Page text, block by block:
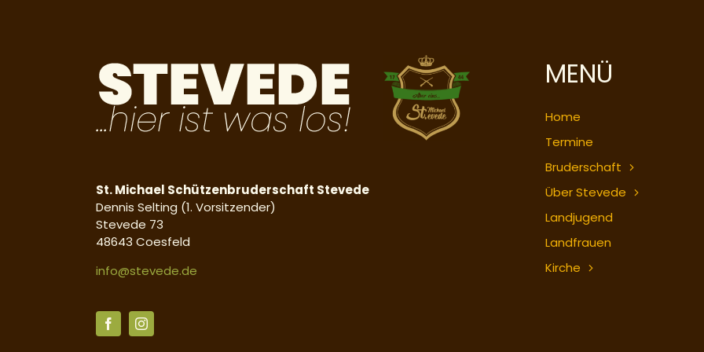
St. Michael Schützenbruderschaft Stevede
Dennis Selting (1. Vorsitzender)
Stevede 73
48643 Coesfeld
info@stevede.de
MENÜ
Home
Termine
Bruderschaft
Über Stevede
Landjugend
Landfrauen
Kirche